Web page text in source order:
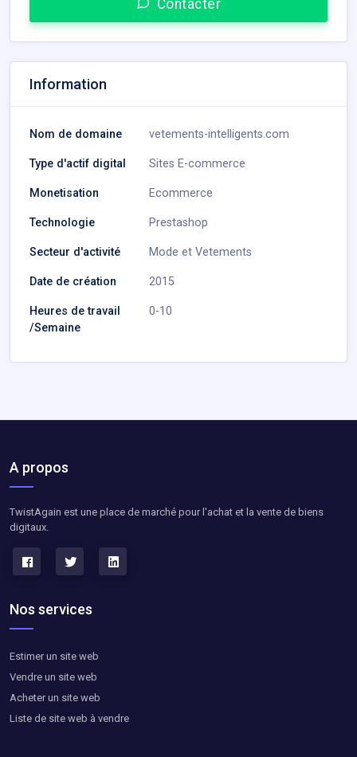
Contacter
Information
Nom de domaine vetements-intelligents.com
Type d'actif digital Sites E-commerce
Monetisation Ecommerce
Technologie Prestashop
Secteur d'activité Mode et Vetements
Date de création 2015
Heures de travail
/Semaine
0-10
A propos
TwistAgain est une place de marché pour l'achat et la vente de biens
digitaux.
Nos services
Estimer un site web
Vendre un site web
Acheter un site web
Liste de site web à vendre